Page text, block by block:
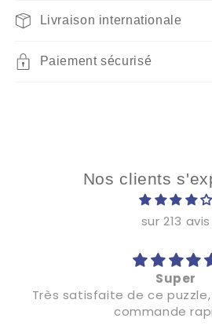
Livraison internationale
Paiement sécurisé
Nos clients
sur 213 avis
Super
Très satisfaite de ce
commande